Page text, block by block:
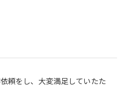
頼をし、大変満足していたた